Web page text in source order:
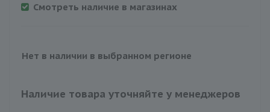
Смотреть наличие в магазинах
Нет в наличии в выбранном регионе
Наличие товара уточняйте у менеджеров